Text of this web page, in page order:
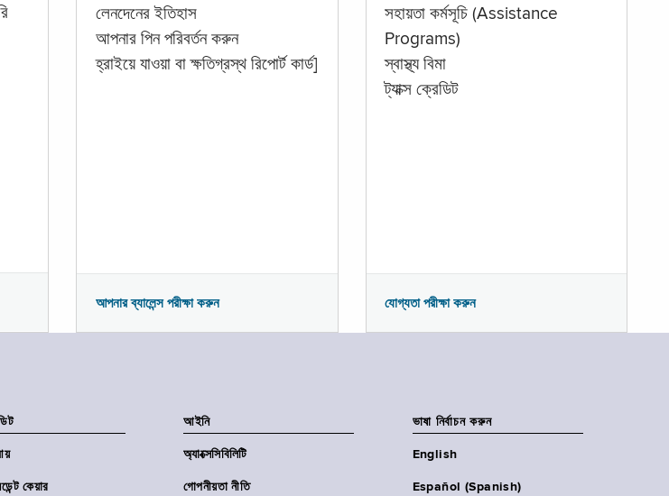
লেনদেনের ইতিহাস
আপনার পিন পরিবর্তন করুন
হ্রাইয়ে যাওয়া বা ক্ষতিগ্রস্থ রিপোর্ট কার্ড]
আপনার ব্যালেন্স পরীক্ষা করুন
সহায়তা কর্মসূচি (Assistance
Programs)
স্বাস্থ্য বিমা
ট্যাক্স ক্রেডিট
যোগ্যতা পরীক্ষা করুন
কেয়ার
আইনি
অ্যাক্সেসিবিলিটি
গোপনীয়তা নীতি
ভাষা নির্বাচন করুন
English
Español (Spanish)